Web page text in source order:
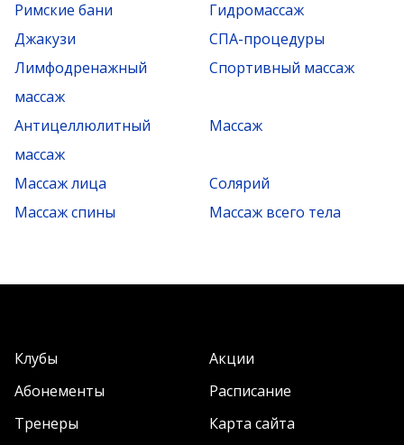
Римские бани
Гидромассаж
Джакузи
СПА-процедуры
Лимфодренажный
массаж
Спортивный массаж
Антицеллюлитный
массаж
Массаж
Массаж лица
Солярий
Массаж спины
Массаж всего тела
Клубы
Акции
Абонементы
Расписание
Тренеры
Карта сайта